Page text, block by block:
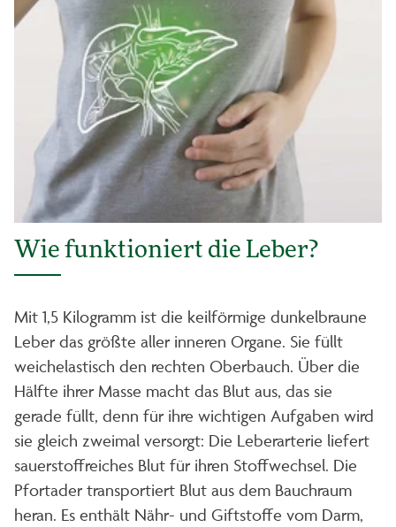
Wie funktioniert die Leber?
Mit 1,5 Kilogramm ist die keilförmige dunkelbraune
Leber das größte aller inneren Organe. Sie füllt
weichelastisch den rechten Oberbauch. Über die
Hälfte ihrer Masse macht das Blut aus, das sie
gerade füllt, denn für ihre wichtigen Aufgaben wird
sie gleich zweimal versorgt: Die Leberarterie liefert
sauerstoffreiches Blut für ihren Stoffwechsel. Die
Pfortader transportiert Blut aus dem Bauchraum
heran. Es enthält Nähr- und Giftstoffe vom Darm,